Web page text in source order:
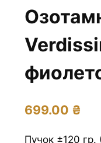
699.00 ₴
Пучок ±120 гр.